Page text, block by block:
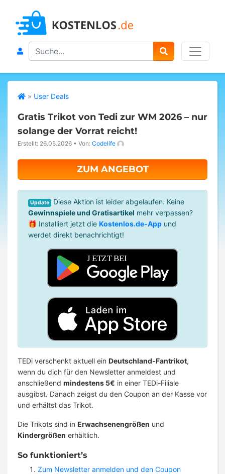
Search
» User Deals
Gratis Trikot von Tedi zur WM 2026 – nur
solange der Vorrat reicht!
Erstellt: 26.05.2026 • Von: Codelife
ZUM ANGEBOT
Update
Diese Aktion ist leider abgelaufen. Keine
Gewinnspiele und Gratisartikel mehr verpassen?
🎁 Installiert jetzt die Kostenlos.de-App und
werdet direkt benachrichtigt!
TEDi verschenkt aktuell ein Deutschland-Fantrikot,
wenn du dich für den Newsletter anmeldest und
anschließend mindestens 5€ in einer TEDi-Filiale
ausgibst. Danach zeigst du den Coupon an der Kasse vor
und erhältst das Trikot.
Die Trikots sind in Erwachsenengrößen und
Kindergrößen erhältlich.
So funktioniert’s
Zum Newsletter anmelden und den Coupon